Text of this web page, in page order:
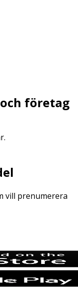
företag
vill prenumerera